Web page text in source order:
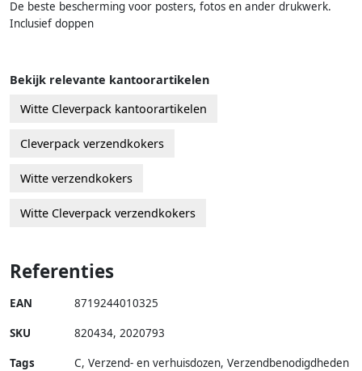
De beste bescherming voor posters, fotos en ander drukwerk.
Inclusief doppen
Bekijk relevante kantoorartikelen
Witte Cleverpack kantoorartikelen
Cleverpack verzendkokers
Witte verzendkokers
Witte Cleverpack verzendkokers
Referenties
EAN 8719244010325
SKU 820434, 2020793
Tags
C, Verzend- en verhuisdozen, Verzendbenodigdheden